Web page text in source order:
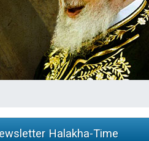
Halakha-Time